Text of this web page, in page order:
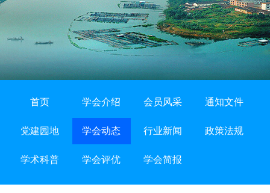
首页 学会介绍 会员风采 通知文件
党建园地 学会动态 行业新闻 政策法规
学术科普 学会评优 学会简报